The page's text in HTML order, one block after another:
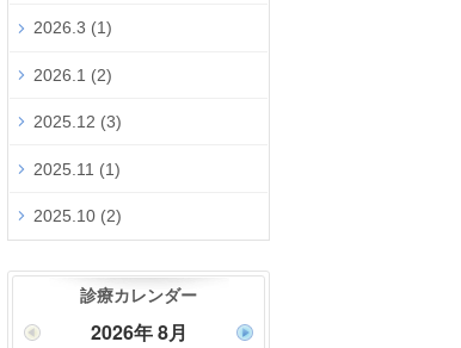
2026.3 (1)
2026.1 (2)
2025.12 (3)
2025.11 (1)
2025.10 (2)
診療カレンダー
2026年 8月